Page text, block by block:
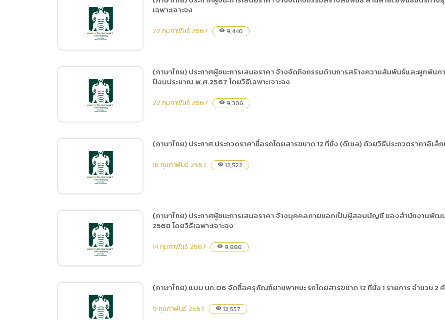
(ภาษาไทย) การเปิดเผยข้อมูลสาธารณะขององค์กร พ.ศ. 2569
(ภาษาไทย) นโยบายขององค์การ
(ภาษาไทย) ประกาศผู้ชนะ
การเสนอราคา ซื้อประกัน
เครื่องคอมพิวเตอร์แม่ข่าย
และระบบประมวลผลและจัด
เก็บข้อมูลแบบเสมือน
Hardware+Software
Vxrail 3 Node (Virtual
Machine) โดยวิธีเฉพาะ
เจาะจง
(ภาษาไทย) ประกาศผู้ชนะ
การเสนอราคา จ้างจัด
กิจกรรมสร้างสัมพันธ์ สาน
สายใยพันธมิตรทางธุรกิจ
เชียงใหม่ไนท์ซาฟารี ประจำปี
พ.ศ.2567 โดยวิธีเฉพาะ
เฉพาะเจาะจง
22 กุมภาพันธ์ 2567 visibility 9,440
(ภาษาไทย) ประกาศผู้ชนะ
การเสนอราคา จ้างจัด
กิจกรรมด้านการสร้างความ
สัมพันธ์และผูกพันภายใน
องค์กร ภายใต้โครงการ
พัฒนาบุคลากรประจำ
ปีงบประมาณ พ.ศ.2567
โดยวิธีเฉพาะเจาะจง
(ภาษาไทย) ประกาศผู้ชนะการเสนอราคา จ้างจัดกิจกรรมด้านการสร้างความสัมพันธ์และผูกพัน
ปีงบประมาณ พ.ศ.2567 โดยวิธีเฉพาะเจาะจง
22 กุมภาพันธ์ 2567 visibility 9,306
(ภาษาไทย) ประกาศ ประกวด
ราคาซื้อรถโดยสารขนาด 12
ที่นั่ง (ดีเซล) ด้วยวิธี
ประกวดราคาอิเล็กทรอนิกส์
(e-bidding)
(ภาษาไทย) ประกาศ ประกวดราคาซื้อรถโดยสารขนาด 12 ที่นั่ง (ดีเซล) ด้วยวิธีประกวดราคาอิเ
16 กุมภาพันธ์ 2567 visibility 12,522
(ภาษาไทย) ประกาศผู้ชนะ
การเสนอราคา จ้างบุคคล
(ภาษาไทย) ประกาศผู้ชนะการเสนอราคา จ้างบุคคลภายนอกเป็นผู้สอบบัญชี ของสำนักงาน
2568 โดยวิธีเฉพาะเจาะจง
14 กุมภาพันธ์ 2567 visibility 9,886
(ภาษาไทย) แบบ บก.06 จัดซื้อครุภัณฑ์ยานพาหนะ รถโดยสารขนาด 12 ที่นั่ง 1 รายการ จำนวน 2
9 กุมภาพันธ์ 2567 visibility 12,557